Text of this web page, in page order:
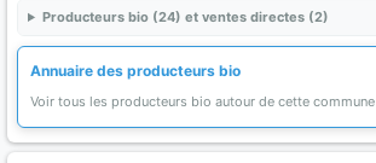
Producteurs bio (24) et ventes directes (2)
Annuaire des producteurs bio
Voir tous les producteurs bio autour de cette commune